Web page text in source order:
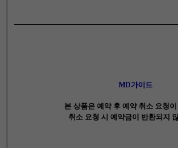
MD가이드
본 상품은 예약 후 예약 취소 요청
취소 요청 시 예약금이 반환되지